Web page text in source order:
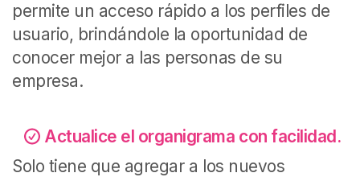
permite un acceso rápido a los perfiles de
usuario, brindándole la oportunidad de
conocer mejor a las personas de su
empresa.
Actualice el organigrama con facilidad.
Solo tiene que agregar a los nuevos